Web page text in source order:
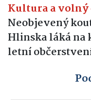
Kultura a volný
Neobjevený
Hlinska láká na
letní